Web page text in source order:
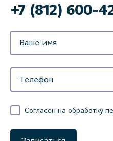
+7 (812) 600-
Согласен на обработку